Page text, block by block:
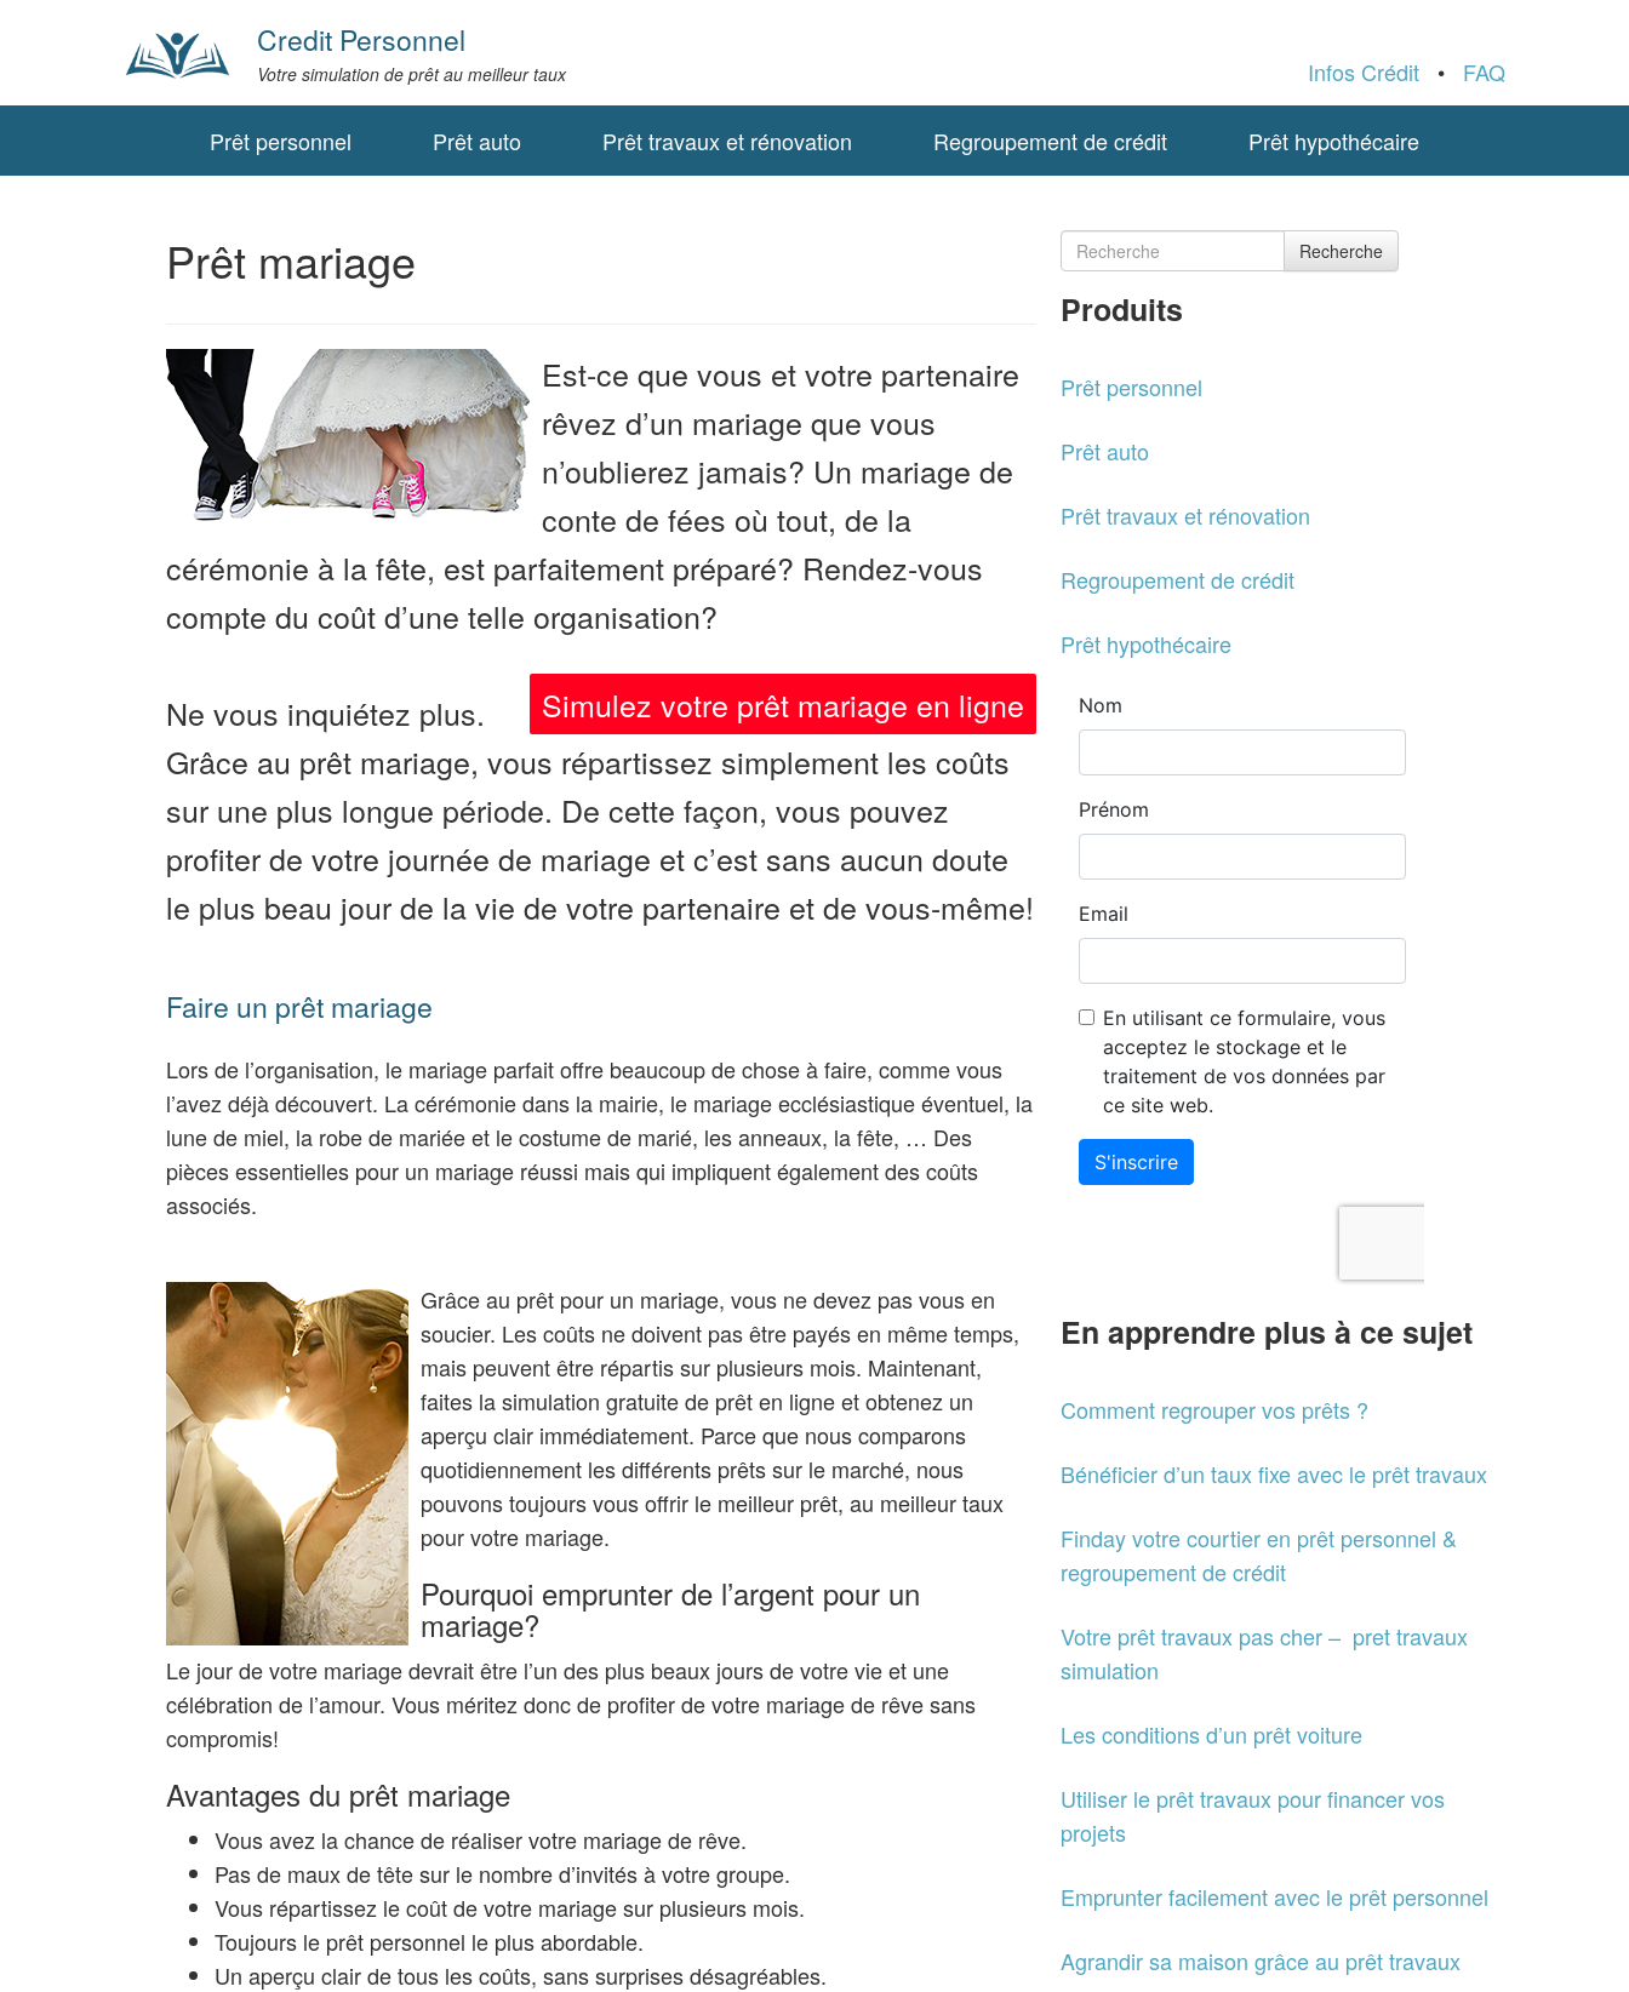
Credit Personnel
Votre simulation de prêt au meilleur taux Infos Crédit • FAQ
Prêt personnel Prêt auto Prêt travaux et rénovation Regroupement de crédit Prêt hypothécaire
Prêt mariage
Est-ce que vous et votre partenaire
rêvez d’un mariage que vous
n’oublierez jamais? Un mariage de
conte de fées où tout, de la
cérémonie à la fête, est parfaitement préparé? Rendez-vous
compte du coût d’une telle organisation?
Simulez votre prêt mariage en ligne
Ne vous inquiétez plus.
Grâce au prêt mariage, vous répartissez simplement les coûts
sur une plus longue période. De cette façon, vous pouvez
profiter de votre journée de mariage et c’est sans aucun doute
le plus beau jour de la vie de votre partenaire et de vous-même!
Faire un prêt mariage
Lors de l’organisation, le mariage parfait offre beaucoup de chose à faire, comme vous
l’avez déjà découvert. La cérémonie dans la mairie, le mariage ecclésiastique éventuel, la
lune de miel, la robe de mariée et le costume de marié, les anneaux, la fête, … Des
pièces essentielles pour un mariage réussi mais qui impliquent également des coûts
associés.
Grâce au prêt pour un mariage, vous ne devez pas vous en
soucier. Les coûts ne doivent pas être payés en même temps,
mais peuvent être répartis sur plusieurs mois. Maintenant,
faites la simulation gratuite de prêt en ligne et obtenez un
aperçu clair immédiatement. Parce que nous comparons
quotidiennement les différents prêts sur le marché, nous
pouvons toujours vous offrir le meilleur prêt, au meilleur taux
pour votre mariage.
Pourquoi emprunter de l’argent pour un
mariage?
Le jour de votre mariage devrait être l’un des plus beaux jours de votre vie et une
célébration de l’amour. Vous méritez donc de profiter de votre mariage de rêve sans
compromis!
Avantages du prêt mariage
Vous avez la chance de réaliser votre mariage de rêve.
Pas de maux de tête sur le nombre d’invités à votre groupe.
Vous répartissez le coût de votre mariage sur plusieurs mois.
Toujours le prêt personnel le plus abordable.
Un aperçu clair de tous les coûts, sans surprises désagréables.
Recherche
Produits
Prêt personnel
Prêt auto
Prêt travaux et rénovation
Regroupement de crédit
Prêt hypothécaire
En apprendre plus à ce sujet
Comment regrouper vos prêts ?
Bénéficier d’un taux fixe avec le prêt travaux
Finday votre courtier en prêt personnel &
regroupement de crédit
Votre prêt travaux pas cher – pret travaux
simulation
Les conditions d’un prêt voiture
Utiliser le prêt travaux pour financer vos
projets
Emprunter facilement avec le prêt personnel
Agrandir sa maison grâce au prêt travaux